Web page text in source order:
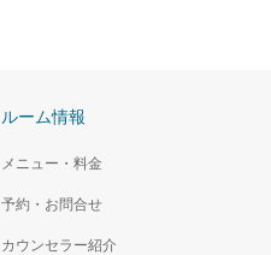
ルーム情報
メニュー・料金
予約・お問合せ
カウンセラー紹介